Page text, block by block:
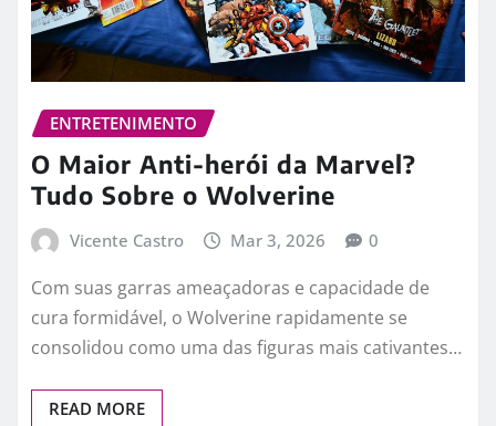
ENTRETENIMENTO
O Maior Anti-herói da Marvel?
Tudo Sobre o Wolverine
Vicente Castro Mar 3, 2026 0
Com suas garras ameaçadoras e capacidade de
cura formidável, o Wolverine rapidamente se
consolidou como uma das figuras mais cativantes…
READ MORE